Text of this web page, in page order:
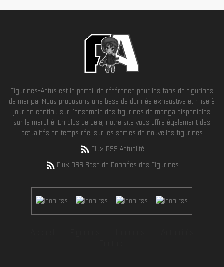
Figurines-Actus est le portail de référence pour les fans de figurines
de manga. Nous proposons une base de donnée exhaustive et mise à
jour en continu sur l'ensemble des figurines de manga disponibles
sur le marché. En plus de cela, notre site vous offre également des
actualités en temps réel sur les sorties de nouvelles figurines
Flux RSS Actualité
Flux RSS Base de Données des Figurines